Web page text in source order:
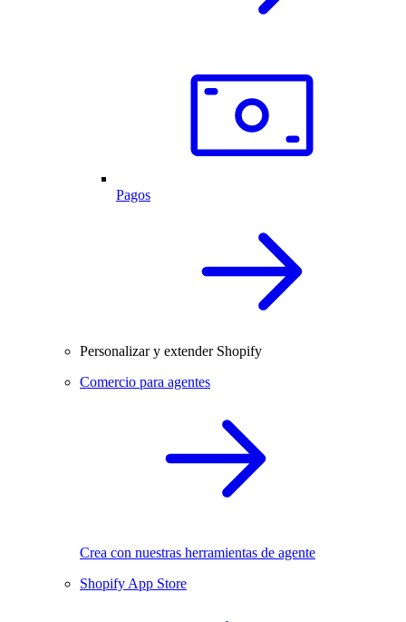
Pagos
Personalizar y extender Shopify
Comercio para agentes
Crea con nuestras herramientas de agente
Shopify App Store